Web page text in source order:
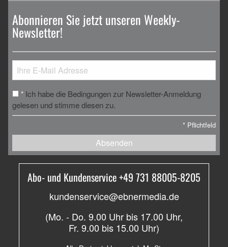
Abonnieren Sie jetzt unseren Weekly-
Newsletter!
* Ich habe die Bedingungen zur Newsletter-Anmeldung
gelesen und stimme diesen zu.
* Pflichtfeld
Absenden
Abo- und Kundenservice +49 731 88005-8205
kundenservice@ebnermedia.de
(Mo. - Do. 9.00 Uhr bis 17.00 Uhr,
Fr. 9.00 bis 15.00 Uhr)